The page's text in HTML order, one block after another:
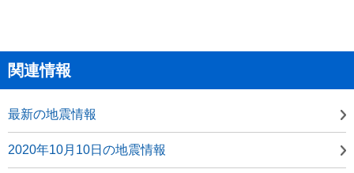
関連情報
最新の地震情報
2020年10月10日の地震情報